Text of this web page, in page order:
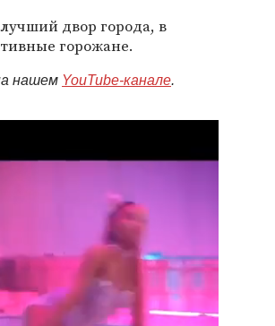
двор города, в
горожане.
нашем YouTube-канале.